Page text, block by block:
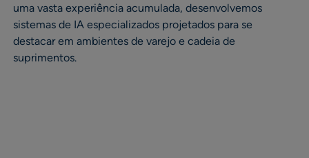
uma vasta experiência acumulada, desenvolvemos
sistemas de IA especializados projetados para se
destacar em ambientes de varejo e cadeia de
suprimentos.